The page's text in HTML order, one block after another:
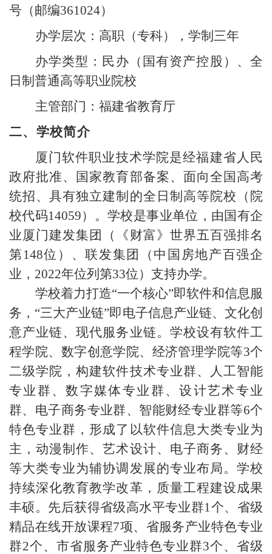
号（邮编361024）
办学层次：高职（专科），学制三年
办学类型：民办（国有资产控股）、全
日制普通高等职业院校
主管部门：福建省教育厅
二、学校简介
厦门软件职业技术学院是经福建省人民
政府批准、国家教育部备案、面向全国高考
统招、具有独立建制的全日制高等院校（院
校代码14059）。学校是事业单位，由国有企
业厦门建发集团（《财富》世界五百强排名
第 148位）、联发集团（中国房地产百强企
业， 2022年位列第33位）支持办学。
学校着力打造“一个核心”即软件和信息服
务，“三大产业链”即电子信息产业链、文化创
意产业链、现代服务业链。学校设有软件工
程学院、数字创意学院、经济管理学院等3个
二级学院，构建软件技术专业群、人工智能
专业群、数字媒体专业群、设计艺术专业
群、电子商务专业群、智能财经专业群等6个
特色专业群，形成了以软件信息大类专业为
主，动漫制作、艺术设计、电子商务、财经
等大类专业为辅协调发展的专业布局。学校
持续深化教育教学改革，质量工程建设成果
丰硕。先后获得省级高水平专业群1 个、省级
精品在线开放课程7项、省服务产业特色专业
群2个、市省服务产业特色专业群3个、省级